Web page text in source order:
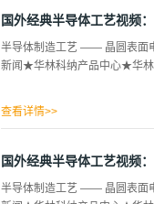
国外经典半导体工艺视频
半导体制造工艺 —— 晶圆表面
新闻★华林科纳产品中心★华
查看详情>>
国外经典半导体工艺视频
半导体制造工艺 —— 晶圆表面